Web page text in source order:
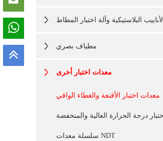
الأنابيب البلاستيكية وآلة اختبار المطاط
مطياف بصري
معدات اختبار أخرى
معدات اختبار الأقنعة والغطاء الواقي
سلسلة معدات NDT